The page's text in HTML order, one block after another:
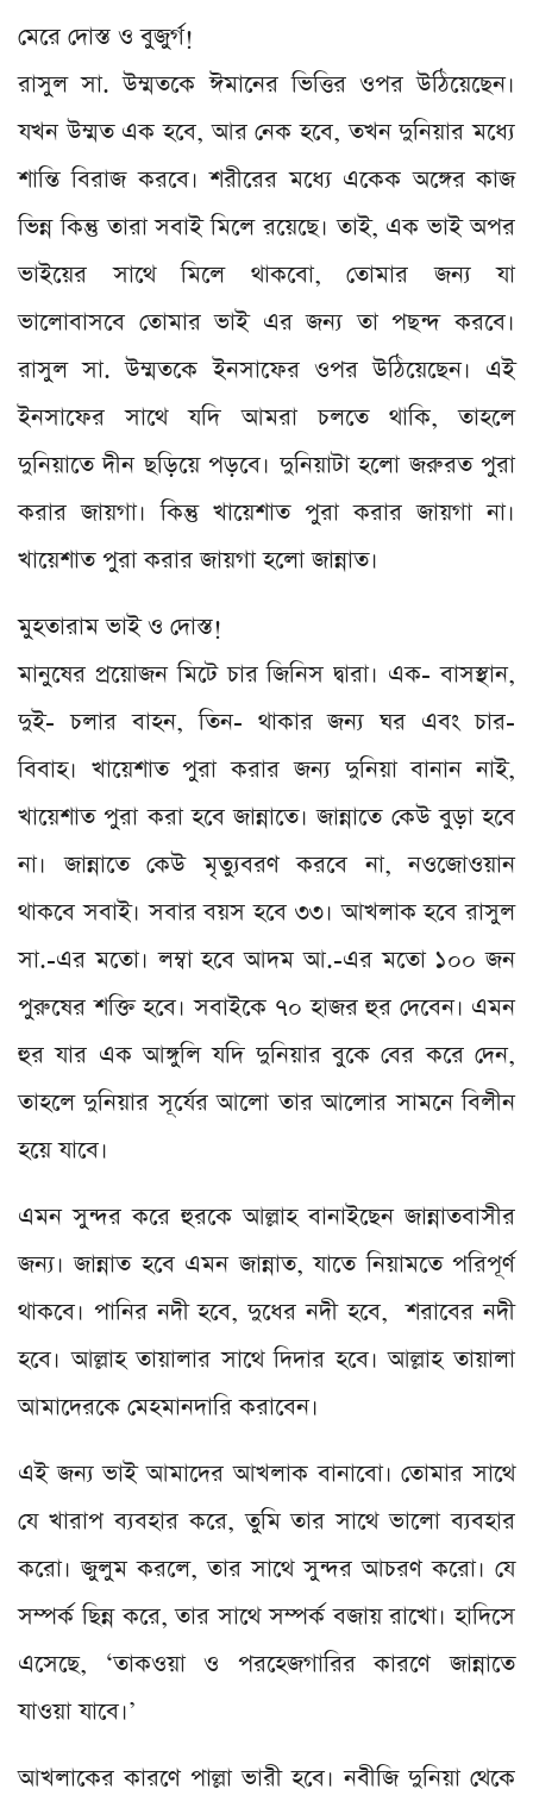
মেরে দোস্ত ও বুজুর্গ!
রাসুল সা. উম্মতকে ঈমানের ভিত্তির ওপর উঠিয়েছেন।
যখন উম্মত এক হবে, আর নেক হবে, তখন দুনিয়ার মধ্যে
শান্তি বিরাজ করবে। শরীরের মধ্যে একেক অঙ্গের কাজ
ভিন্ন কিন্তু তারা সবাই মিলে রয়েছে। তাই, এক ভাই অপর
ভাইয়ের সাথে মিলে থাকবো, তোমার জন্য যা
ভালোবাসবে তোমার ভাই এর জন্য তা পছন্দ করবে।
রাসুল সা. উম্মতকে ইনসাফের ওপর উঠিয়েছেন। এই
ইনসাফের সাথে যদি আমরা চলতে থাকি, তাহলে
দুনিয়াতে দীন ছড়িয়ে পড়বে। দুনিয়াটা হলো জরুরত পুরা
করার জায়গা। কিন্তু খায়েশাত পুরা করার জায়গা না।
খায়েশাত পুরা করার জায়গা হলো জান্নাত।
মুহতারাম ভাই ও দোস্ত!
মানুষের প্রয়োজন মিটে চার জিনিস দ্বারা। এক- বাসস্থান,
দুই- চলার বাহন, তিন- থাকার জন্য ঘর এবং চার-
বিবাহ। খায়েশাত পুরা করার জন্য দুনিয়া বানান নাই,
খায়েশাত পুরা করা হবে জান্নাতে। জান্নাতে কেউ বুড়া হবে
না। জান্নাতে কেউ মৃত্যুবরণ করবে না, নওজোওয়ান
থাকবে সবাই। সবার বয়স হবে ৩৩। আখলাক হবে রাসুল
সা.-এর মতো। লম্বা হবে আদম আ.-এর মতো ১০০ জন
পুরুষের শক্তি হবে। সবাইকে ৭০ হাজর হুর দেবেন। এমন
হুর যার এক আঙ্গুলি যদি দুনিয়ার বুকে বের করে দেন,
তাহলে দুনিয়ার সূর্যের আলো তার আলোর সামনে বিলীন
হয়ে যাবে।
এমন সুন্দর করে হুরকে আল্লাহ বানাইছেন জান্নাতবাসীর
জন্য। জান্নাত হবে এমন জান্নাত, যাতে নিয়ামতে পরিপূর্ণ
থাকবে। পানির নদী হবে, দুধের নদী হবে, শরাবের নদী
হবে। আল্লাহ তায়ালার সাথে দিদার হবে। আল্লাহ তায়ালা
আমাদেরকে মেহমানদারি করাবেন।
এই জন্য ভাই আমাদের আখলাক বানাবো। তোমার সাথে
যে খারাপ ব্যবহার করে, তুমি তার সাথে ভালো ব্যবহার
করো। জুলুম করলে, তার সাথে সুন্দর আচরণ করো। যে
সম্পর্ক ছিন্ন করে, তার সাথে সম্পর্ক বজায় রাখো। হাদিসে
এসেছে, ‘তাকওয়া ও পরহেজগারির কারণে জান্নাতে
যাওয়া যাবে।’
আখলাকের কারণে পাল্লা ভারী হবে। নবীজি দুনিয়া থেকে